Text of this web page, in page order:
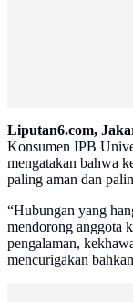
Liputan6.com,
Konsumen IPB
mengatakan bahwa
paling aman dan
“Hubungan yang
mendorong anggota
pengalaman,
mencurigakan